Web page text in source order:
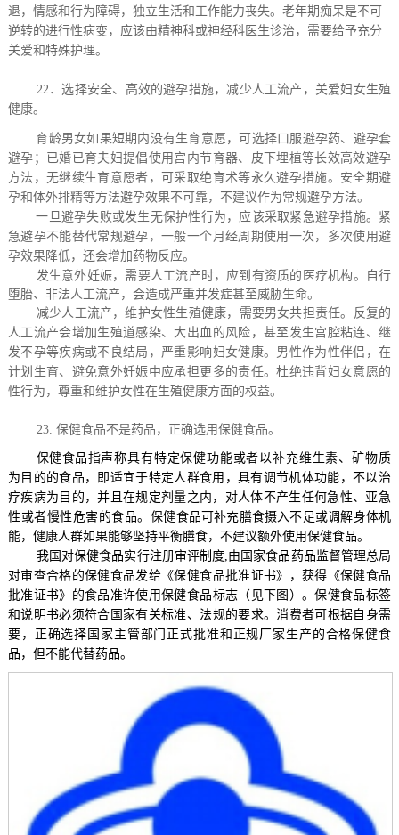
退，情感和行为障碍，独立生活和工作能力丧失。老年期痴呆是不可
逆转的进行性病变，应该由精神科或神经科医生诊治，需要给予充分
关爱和特殊护理。
22．选择安全、高效的避孕措施，减少人工流产，关爱妇女生殖
健康。
育龄男女如果短期内没有生育意愿，可选择口服避孕药、避孕套
避孕；已婚已育夫妇提倡使用宫内节育器、皮下埋植等长效高效避孕
方法，无继续生育意愿者，可采取绝育术等永久避孕措施。安全期避
孕和体外排精等方法避孕效果不可靠，不建议作为常规避孕方法。
一旦避孕失败或发生无保护性行为，应该采取紧急避孕措施。紧
急避孕不能替代常规避孕，一般一个月经周期使用一次，多次使用避
孕效果降低，还会增加药物反应。
发生意外妊娠，需要人工流产时，应到有资质的医疗机构。自行
堕胎、非法人工流产，会造成严重并发症甚至威胁生命。
减少人工流产，维护女性生殖健康，需要男女共担责任。反复的
人工流产会增加生殖道感染、大出血的风险，甚至发生宫腔粘连、继
发不孕等疾病或不良结局，严重影响妇女健康。男性作为性伴侣，在
计划生育、避免意外妊娠中应承担更多的责任。杜绝违背妇女意愿的
性行为，尊重和维护女性在生殖健康方面的权益。
23. 保健食品不是药品，正确选用保健食品。
保健食品指声称具有特定保健功能或者以补充维生素、矿物质
为目的的食品，即适宜于特定人群食用，具有调节机体功能，不以治
疗疾病为目的，并且在规定剂量之内，对人体不产生任何急性、亚急
性或者慢性危害的食品。保健食品可补充膳食摄入不足或调解身体机
能，健康人群如果能够坚持平衡膳食，不建议额外使用保健食品。
我国对保健食品实行注册审评制度,由 国家食品药品监督管理总局
对审查合格的保健食品发给《保健食品批准证书》，获得《保健食品
批准证书》的食品准许使用保健食品标志（见下图）。保健食品标签
和说明书必须符合国家有关标准、法规的要求。消费者可根据自身需
要，正确选择国家主管部门正式批准和正规厂家生产的合格保健食
品，但不能代替药品。